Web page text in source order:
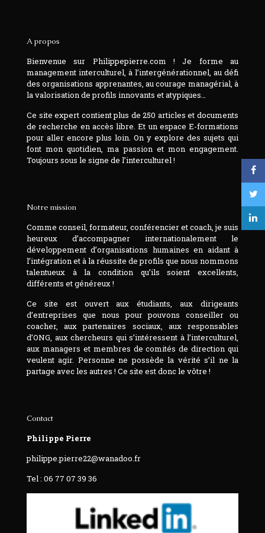
A propos
Bienvenue sur Philippepierre.com ! Je forme au
management interculturel, à l’intergénérationnel, au défi
des organisations apprenantes, au courage managérial, à
la valorisation de profils innovants et atypiques…
Ce site expert contient plus de 250 articles et documents
de recherche en accès libre. Et un espace E-formations
pour aller encore plus loin. On y explore des sujets qui
font mon quotidien, ma passion et mon engagement.
Toujours sous le signe de l’interculturel !
Notre mission
Comme conseil, formateur, conférencier et coach, je suis
heureux d’accompagner internationalement le
développement d’organisations humaines en aidant à
l’intégration et à la réussite de profils que nous nommons
talentueux à la condition qu’ils soient excellents,
différents et généreux !
Ce site est ouvert aux étudiants, aux dirigeants
d’entreprises que nous pour pouvons conseiller ou
coacher, aux partenaires sociaux, aux responsables
d’ONG, aux chercheurs qui s’intéressent à l’interculturel,
aux managers et membres de comités de direction qui
veulent agir. Personne ne possède la vérité s’il ne la
partage avec les autres ! Ce site est donc le vôtre !
Contact
Philippe Pierre
philippe.pierre22@wanadoo.fr
Tel : 06 77 07 39 36‬